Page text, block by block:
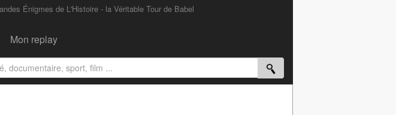
Énigmes de L'Histoire - la Véritable Tour de Babel
Mon replay